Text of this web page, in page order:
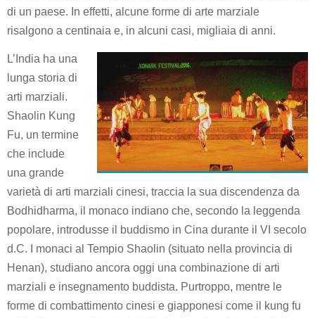
di un paese. In effetti, alcune forme di arte marziale
risalgono a centinaia e, in alcuni casi, migliaia di anni.
L’India ha una
lunga storia di
arti marziali.
Shaolin Kung
Fu, un termine
che include
una grande
varietà di arti marziali cinesi, traccia la sua discendenza da
Bodhidharma, il monaco indiano che, secondo la leggenda
popolare, introdusse il buddismo in Cina durante il VI secolo
d.C.
I monaci al Tempio Shaolin (situato nella provincia di
Henan), studiano ancora oggi una combinazione di arti
marziali e insegnamento buddista. Purtroppo, mentre le
forme di combattimento cinesi e giapponesi come il kung fu